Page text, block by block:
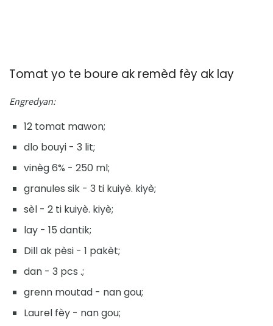
Tomat yo te boure ak remèd fèy ak lay
Engredyan:
12 tomat mawon;
dlo bouyi - 3 lit;
vinèg 6% - 250 ml;
granules sik - 3 ti kuiyè. kiyè;
sèl - 2 ti kuiyè. kiyè;
lay - 15 dantik;
Dill ak pèsi - 1 pakèt;
dan - 3 pcs .;
grenn moutad - nan gou;
Laurel fèy - nan gou;